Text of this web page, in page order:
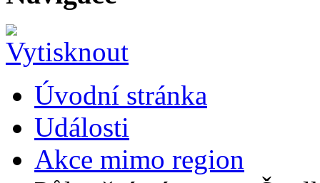
Úvodní stránka
Události
Akce mimo region